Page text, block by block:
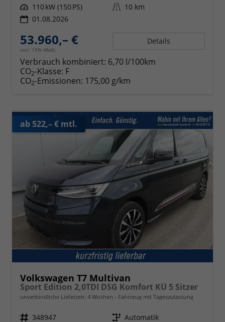
Leistung 110 kW (150 PS) Kilometerstand 10 km
01.08.2026
53.960,– €
incl. 19% MwSt.
Details
Verbrauch kombiniert: 6,70 l/100km
CO2-Klasse: F
CO2-Emissionen: 175,00 g/km
ab 522,– € mtl.
Volkswagen T7 Multivan
Sport Edition 2,0TDI DSG Komfort KÜ 5 Sitzer
unverbindliche Lieferzeit: 4 Wochen Fahrzeug mit Tageszulassung
Fahrzeugnr. 348947 Getriebe Automatik